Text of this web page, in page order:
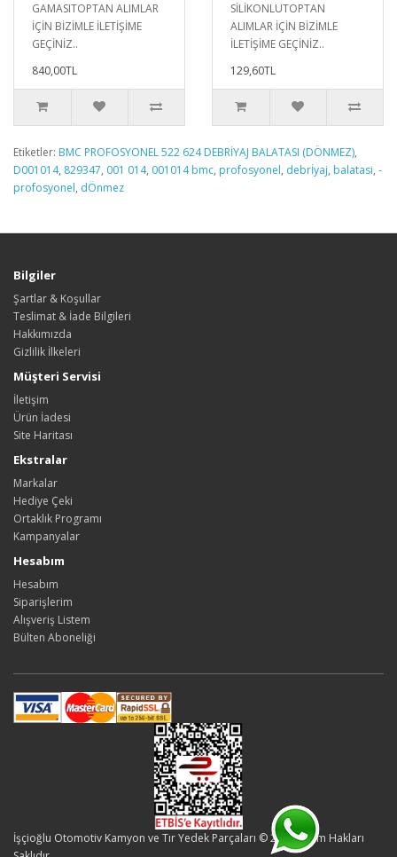
GAMASITOPTAN ALIMLAR
İÇİN BİZİMLE İLETİŞİME
GEÇİNİZ..
840,00TL
SİLİKONLUTOPTAN
ALIMLAR İÇİN BİZİMLE
İLETİŞİME GEÇİNİZ..
129,60TL
Etiketler: BMC PROFOSYONEL 522 624 DEBRİYAJ BALATASI (DÖNMEZ),
D001014, 829347, 001 014, 001014 bmc, profosyonel, debrİyaj, balatasi, -
profosyonel, dÖnmez
Bilgiler
Şartlar & Koşullar
Teslimat & İade Bilgileri
Hakkımızda
Gizlilik İlkeleri
Müşteri Servisi
İletişim
Ürün İadesi
Site Haritası
Ekstralar
Markalar
Hediye Çeki
Ortaklık Programı
Kampanyalar
Hesabım
Hesabım
Siparişlerim
Alışveriş Listem
Bülten Aboneliği
İşçioğlu Otomotiv Kamyon ve Tır Yedek Parçaları © 2026 - Tüm Hakları